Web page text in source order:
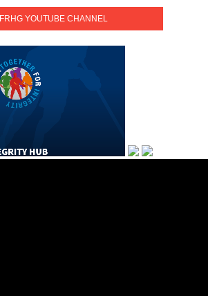
FRHG YOUTUBE CHANNEL